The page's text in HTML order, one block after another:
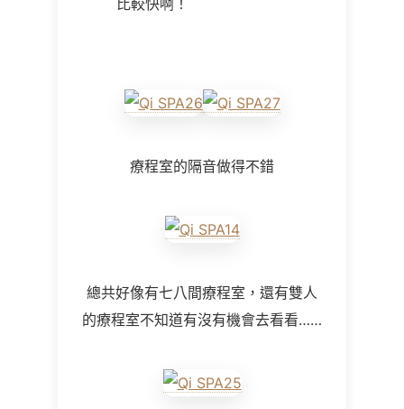
比較快啊！
療程室的隔音做得不錯
總共好像有七八間療程室，還有雙人
的療程室不知道有沒有機會去看看……